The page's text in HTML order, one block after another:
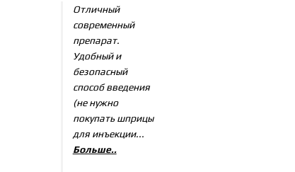
Отличный
современный
препарат.
Удобный и
безопасный
способ введения
(не нужно
покупать шприцы
для инъекции...
Больше..